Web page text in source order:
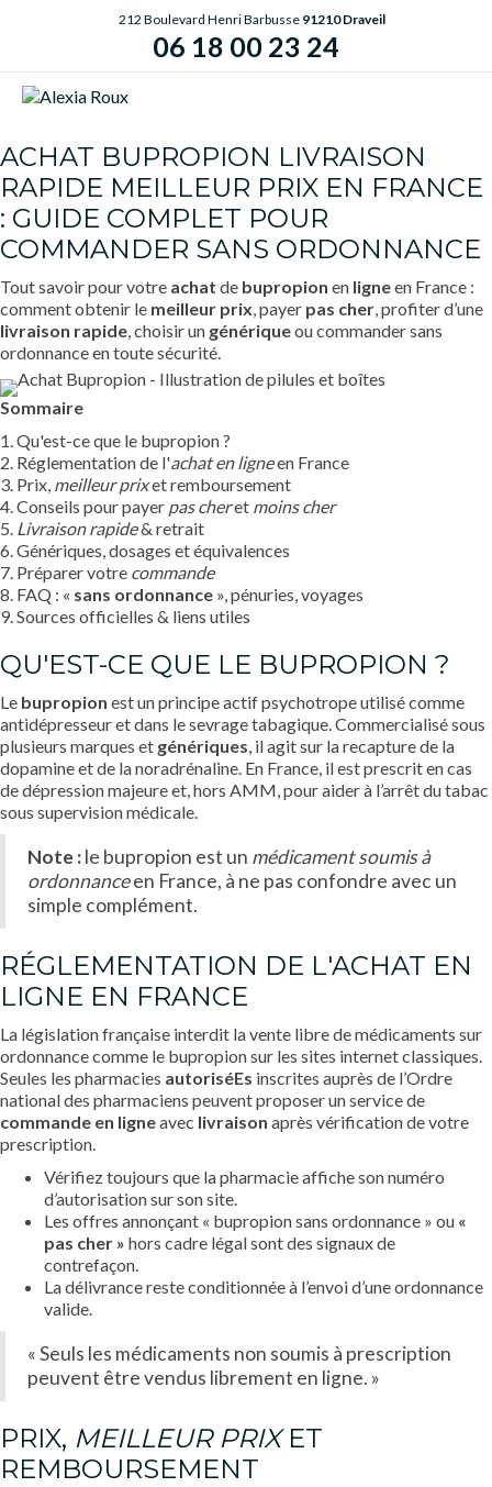
212 Boulevard Henri Barbusse 91210 Draveil
06 18 00 23 24
ACHAT BUPROPION LIVRAISON
RAPIDE MEILLEUR PRIX EN FRANCE
: GUIDE COMPLET POUR
COMMANDER SANS ORDONNANCE
Tout savoir pour votre achat de bupropion en ligneen France :
comment obtenir le meilleur prix, payer pas cher, profiter d’une
livraison rapide, choisir un génériqueou commander sans
ordonnance en toute sécurité.
Sommaire
1. Qu'est-ce que le bupropion ?
2. Réglementation de l'achat en ligneen France
3. Prix, meilleur prixet remboursement
4. Conseils pour payer pas cheret moins cher
5. Livraison rapide& retrait
6. Génériques, dosages et équivalences
7. Préparer votre commande
8. FAQ : « sans ordonnance », pénuries, voyages
9. Sources officielles & liens utiles
QU'EST-CE QUE LE BUPROPION ?
Le bupropion est un principe actif psychotrope utilisé comme
antidépresseur et dans le sevrage tabagique. Commercialisé sous
plusieurs marques et génériques, il agit sur la recapture de la
dopamine et de la noradrénaline. En France, il est prescrit en cas
de dépression majeure et, hors AMM, pour aider à l’arrêt du tabac
sous supervision médicale.
Note :le bupropion est un médicament soumis à
ordonnanceen France, à ne pas confondre avec un
simple complément.
RÉGLEMENTATION DE L'ACHAT EN
LIGNE EN FRANCE
La législation française interdit la vente libre de médicaments sur
ordonnance comme le bupropion sur les sites internet classiques.
Seules les pharmacies autoriséEs inscrites auprès de l’Ordre
national des pharmaciens peuvent proposer un service de
commande en ligneavec livraison après vérification de votre
prescription.
Vérifiez toujours que la pharmacie affiche son numéro
d’autorisation sur son site.
Les offres annonçant « bupropion sans ordonnance » ou «
pas cher » hors cadre légal sont des signaux de
contrefaçon.
La délivrance reste conditionnée à l’envoi d’une ordonnance
valide.
« Seuls les médicaments non soumis à prescription
peuvent être vendus librement en ligne. »
PRIX, MEILLEUR PRIXET
REMBOURSEMENT